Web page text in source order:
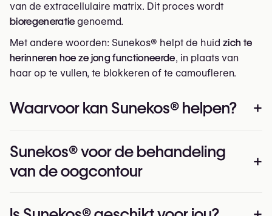
van de extracellulaire matrix. Dit proces wordt
bioregeneratie genoemd.
Met andere woorden: Sunekos® helpt de huid zich te
herinneren hoe ze jong functioneerde, in plaats van
haar op te vullen, te blokkeren of te camoufleren.
Waarvoor kan Sunekos® helpen? +
vorm van het gezicht. Het is bijzonder geschikt voor:
Fijne lijntjes en beginnende rimpels
Sunekos® voor de behandeling
van de oogcontour
+